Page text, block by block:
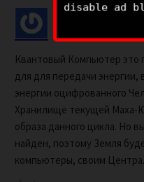
Maximator
Квантовый Компьютер это
для для передачи энергии,
энергии оцифрованного
Хранилище текущей Маха-
образа данного цикла. Но
найден, поэтому Земля
компьютеры, своим
disable ad